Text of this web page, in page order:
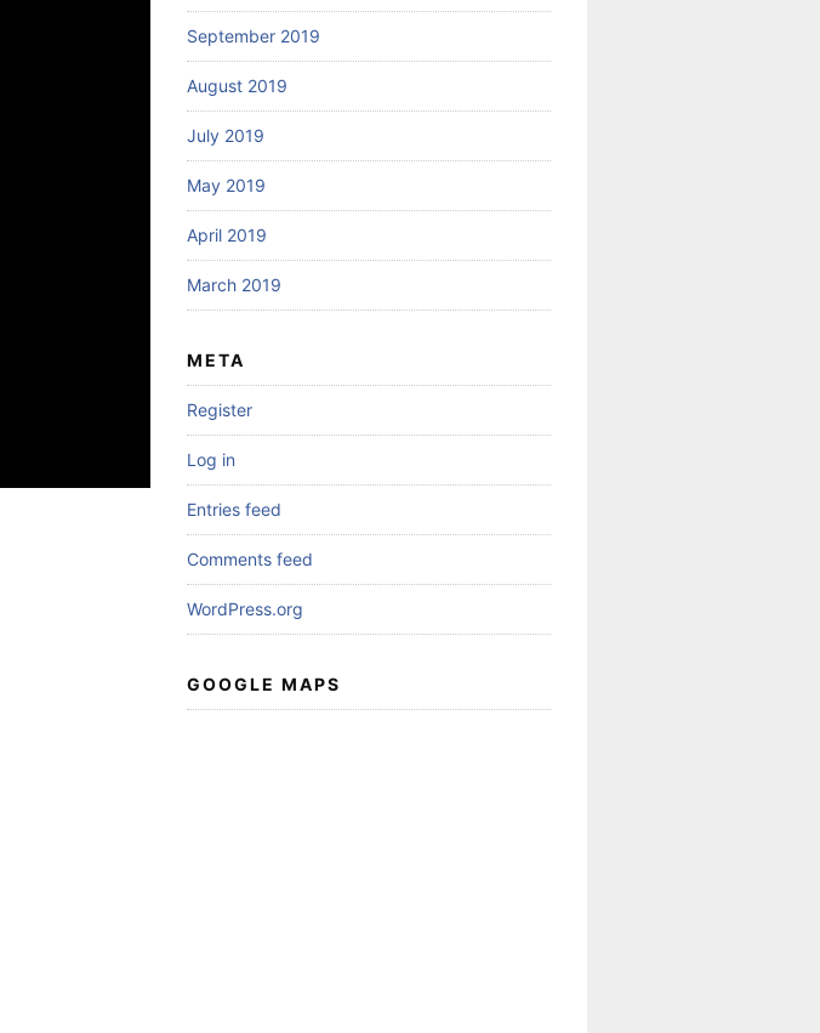
September 2019
August 2019
July 2019
May 2019
April 2019
March 2019
META
Register
Log in
Entries feed
Comments feed
WordPress.org
GOOGLE MAPS